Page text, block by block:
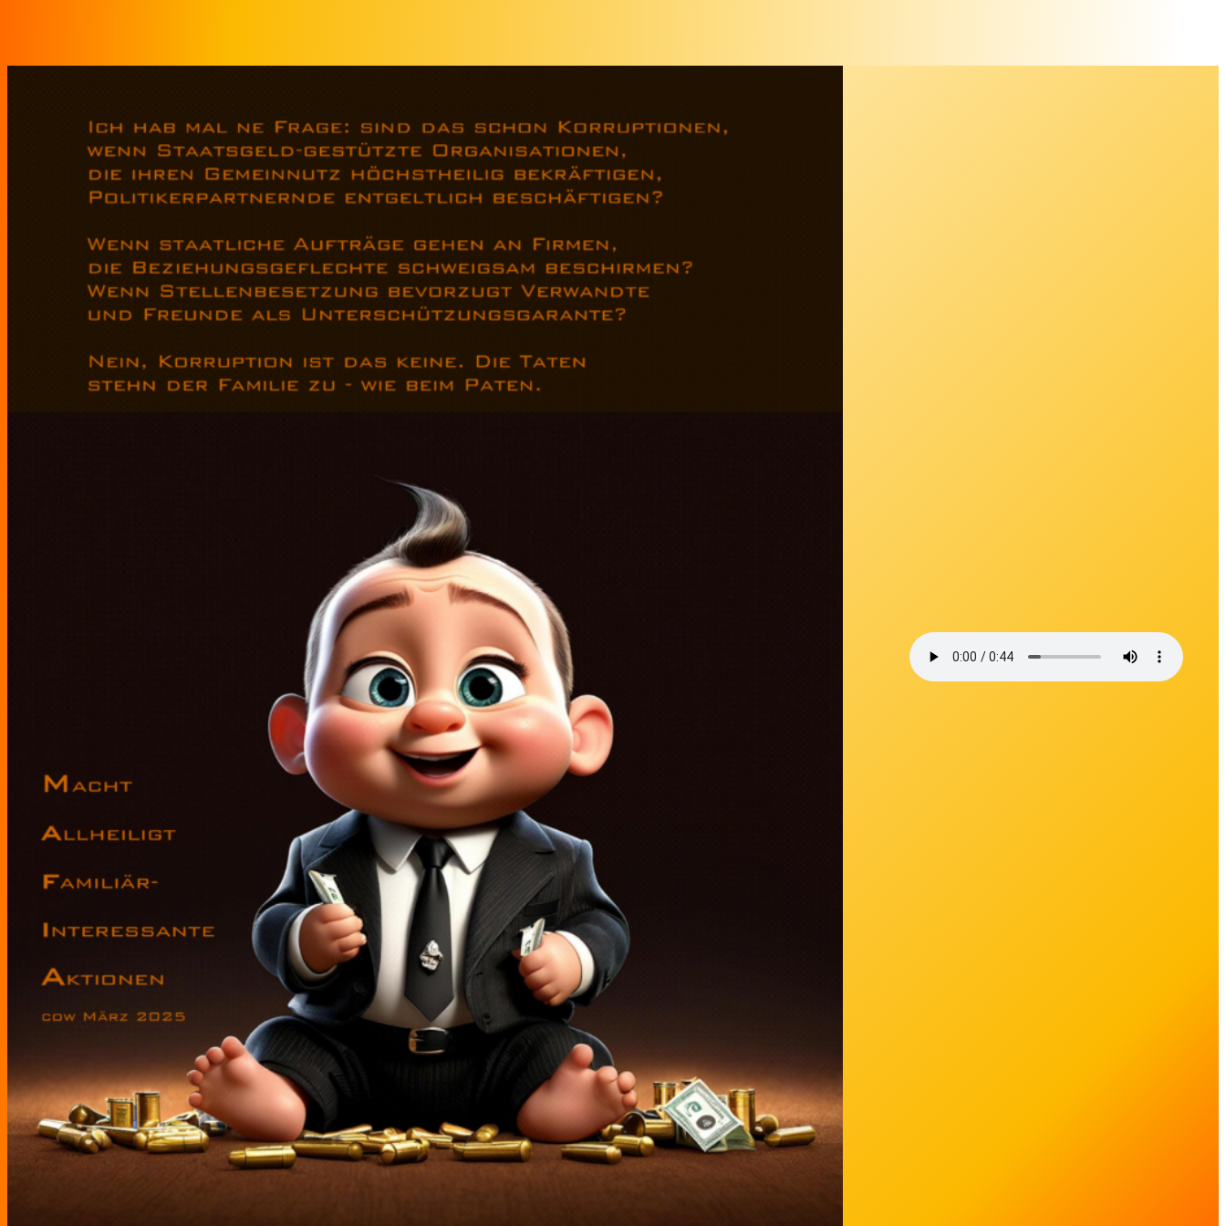
Zum Inhalt springen